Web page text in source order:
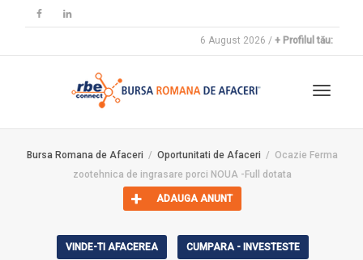
6 August 2026 / + Profilul tău:
Bursa Romana de Afaceri Oportunitati de Afaceri
Ocazie Ferma
zootehnica de ingrasare porci NOUA -Full dotata
ADAUGA ANUNT
VINDE-TI AFACEREA CUMPARA - INVESTESTE